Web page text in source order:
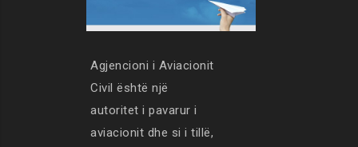
Agjencioni i Aviacionit
Civil është një
autoritet i pavarur i
aviacionit dhe si i tillë,